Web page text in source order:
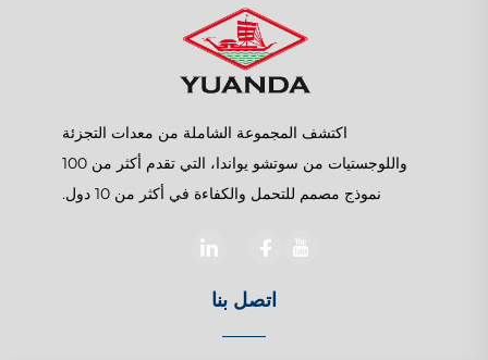
اكتشف المجموعة الشاملة من معدات التجزئة
واللوجستيات من سوتشو يواندا، التي تقدم أكثر من 100
نموذج مصمم للتحمل والكفاءة في أكثر من 10 دول.
اتصل بنا